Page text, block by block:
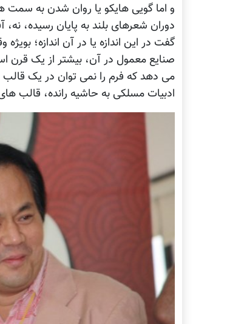
و اما گویی هایکو یا روان شدن به
دوران شعرهای بلند به پایان رسیده،
گفت در این اندازه یا در آن اندازه؛
صنایع معمول در آن، بیشتر از یک قرن
می دهد که فرم را نمی توان در یک قالب
ادبیات مسلکی به حاشیه رانده، قالب